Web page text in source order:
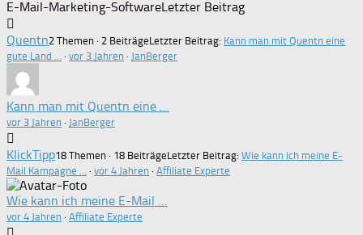
E-Mail-Marketing-SoftwareLetzter Beitrag
Quentn2 Themen · 2 BeiträgeLetzter Beitrag: Kann man mit Quentn eine
gute Land …
· vor 3 Jahren · JanBerger
Kann man mit Quentn eine …
vor 3 Jahren · JanBerger
KlickTipp18 Themen · 18 BeiträgeLetzter Beitrag: Wie kann ich meine E-
Mail Kampagne …
· vor 4 Jahren · Affiliate Experte
Wie kann ich meine E-Mail …
vor 4 Jahren · Affiliate Experte